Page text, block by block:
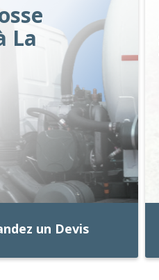
La
un Devis